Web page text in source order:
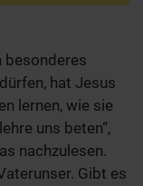
besonderes
hat Jesus
lernen, wie sie
uns beten“,
nachzulesen.
Gibt es